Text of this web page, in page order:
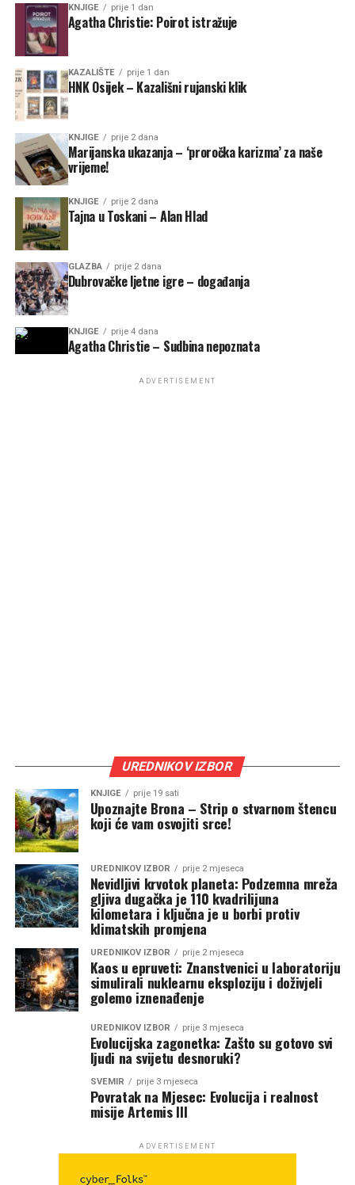
KNJIGE prije 1 dan
Agatha Christie: Poirot istražuje
KAZALIŠTE prije 1 dan
HNK Osijek – Kazališni rujanski klik
KNJIGE prije 2 dana
Marijanska ukazanja – ‘proročka karizma’ za naše
vrijeme!
KNJIGE prije 2 dana
Tajna u Toskani – Alan Hlad
GLAZBA prije 2 dana
Dubrovačke ljetne igre – događanja
KNJIGE prije 4 dana
Agatha Christie – Sudbina nepoznata
ADVERTISEMENT
UREDNIKOV IZBOR
KNJIGE prije 19 sati
Upoznajte Brona – Strip o stvarnom štencu
koji će vam osvojiti srce!
UREDNIKOV IZBOR prije 2 mjeseca
Nevidljivi krvotok planeta: Podzemna mreža
gljiva dugačka je 110 kvadrilijuna
kilometara i ključna je u borbi protiv
klimatskih promjena
UREDNIKOV IZBOR prije 2 mjeseca
Kaos u epruveti: Znanstvenici u laboratoriju
simulirali nuklearnu eksploziju i doživjeli
golemo iznenađenje
UREDNIKOV IZBOR prije 3 mjeseca
Evolucijska zagonetka: Zašto su gotovo svi
ljudi na svijetu desnoruki?
SVEMIR prije 3 mjeseca
Povratak na Mjesec: Evolucija i realnost
misije Artemis III
ADVERTISEMENT